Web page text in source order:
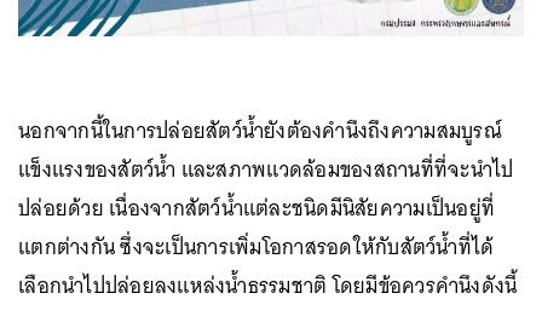
นอกจากนี้ในการปล่อยสัตว์น้ำยังต้องคำนึงถึงความสมบูรณ์
แข็งแรงของสัตว์น้ำ และสภาพแวดล้อมของสถานที่ที่จะนำไป
ปล่อยด้วย เนื่องจากสัตว์น้ำแต่ละชนิดมีนิสัยความเป็นอยู่ที่
แตกต่างกัน ซึ่งจะเป็นการเพิ่มโอกาสรอดให้กับสัตว์น้ำที่ได้
เลือกนำไปปล่อยลงแหล่งน้ำธรรมชาติ โดยมีข้อควรคำนึงดังนี้